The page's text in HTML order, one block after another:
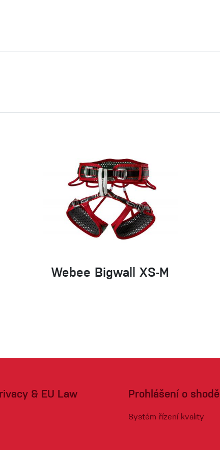
Webee Bigwall XS-M
& EU Law Prohlášení o shodě
Systém řízení kvality